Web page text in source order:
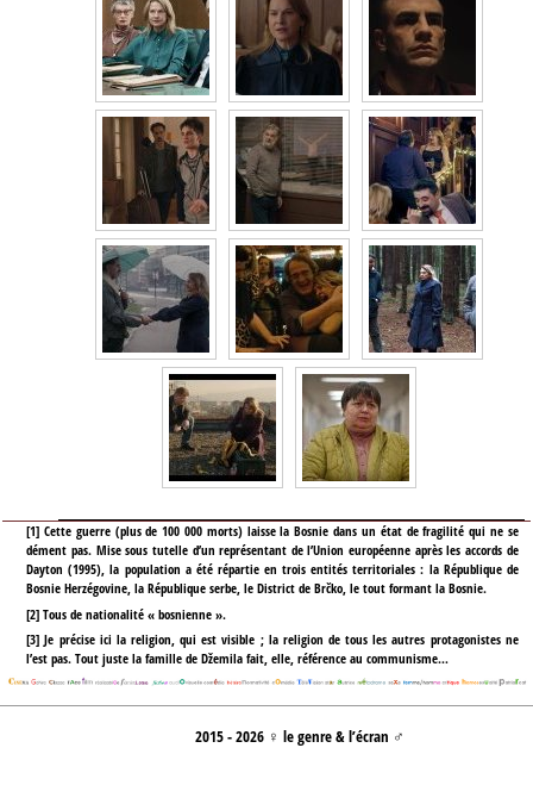
[1]Cette guerre (plus de 100 000 morts) laisse la Bosnie dans un état de fragilité qui ne se
dément pas. Mise sous tutelle d’un représentant de l’Union européenne après les accords de
Dayton (1995), la population a été répartie en trois entités territoriales : la République de
Bosnie Herzégovine, la République serbe, le District de Brčko, le tout formant la Bosnie.
[2]Tous de nationalité « bosnienne ».
[3]Je précise ici la religion, qui est visible ; la religion de tous les autres protagonistes ne
l’est pas. Tout juste la famille de Džemila fait, elle, référence au communisme…
2015 - 2026 ♀ le genre & l’écran ♂